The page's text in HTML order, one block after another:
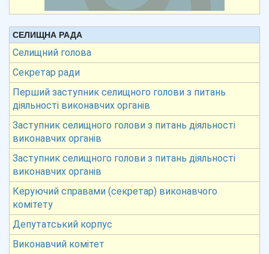
СЕЛИЩНА РАДА
Селищний голова
Секретар ради
Перший заступник селищного голови з питань
діяльності виконавчих органів
Заступник селищного голови з питань діяльності
виконавчих органів
Заступник селищного голови з питань діяльності
виконавчих органів
Керуючий справами (секретар) виконавчого
комітету
Депутатський корпус
Виконавчий комітет